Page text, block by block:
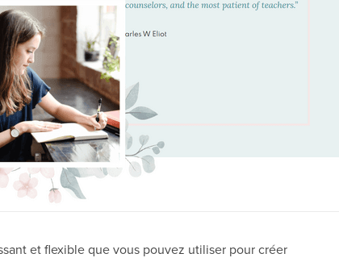
et flexible que vous pouvez utiliser pour créer